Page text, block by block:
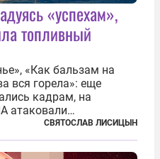
«успехам»,
топливный
«Как бальзам на
вся горела»: еще
кадрам, на
атаковали
России. В
что в «эту игру можно
дроны только за...
СВЯТОСЛАВ ЛИСИЦЫН